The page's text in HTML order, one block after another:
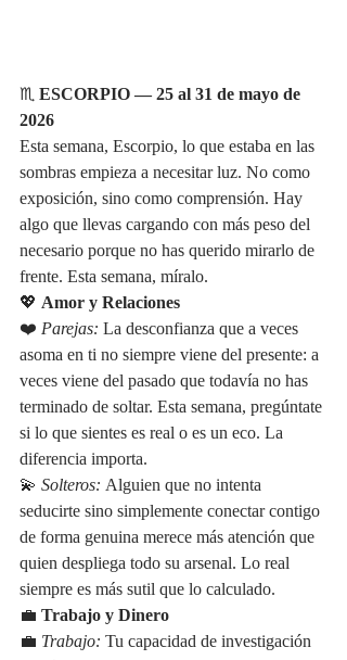
♏ ESCORPIO — 25 al 31 de mayo de
2026
Esta semana, Escorpio, lo que estaba en las
sombras empieza a necesitar luz. No como
exposición, sino como comprensión. Hay
algo que llevas cargando con más peso del
necesario porque no has querido mirarlo de
frente. Esta semana, míralo.
💖 Amor y Relaciones
❤️ Parejas: La desconfianza que a veces
asoma en ti no siempre viene del presente: a
veces viene del pasado que todavía no has
terminado de soltar. Esta semana, pregúntate
si lo que sientes es real o es un eco. La
diferencia importa.
💫 Solteros: Alguien que no intenta
seducirte sino simplemente conectar contigo
de forma genuina merece más atención que
quien despliega todo su arsenal. Lo real
siempre es más sutil que lo calculado.
💼 Trabajo y Dinero
💼 Trabajo: Tu capacidad de investigación